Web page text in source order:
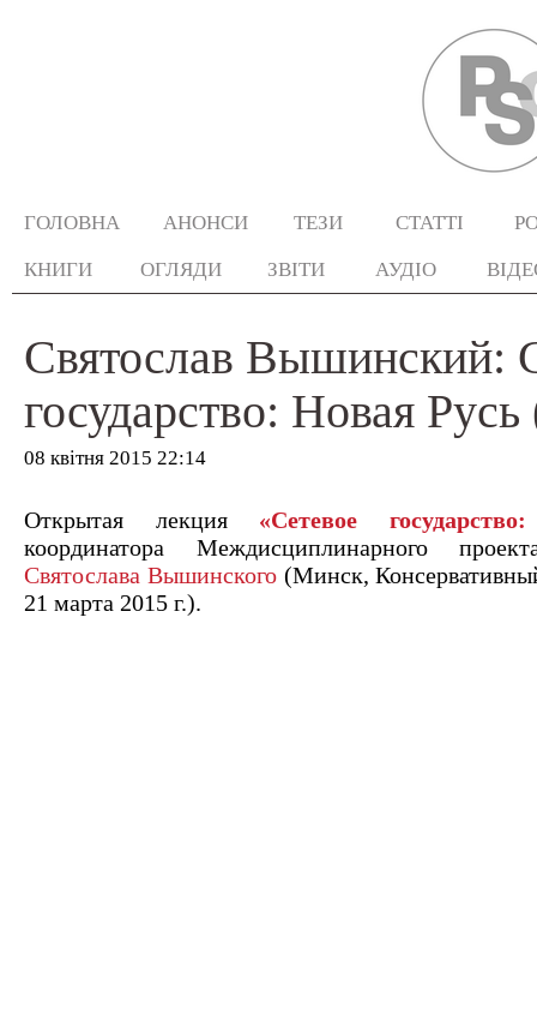
ГОЛОВНА АНОНСИ ТЕЗИ СТАТТІ
КНИГИ ОГЛЯДИ ЗВІТИ АУДІО
Святослав Вышинский:
государство: Новая
08 квітня 2015 22:14
Открытая лекция «Сетевое
координатора Междисциплинарного
Святослава Вышинского(Минск,
21 марта 2015 г.).